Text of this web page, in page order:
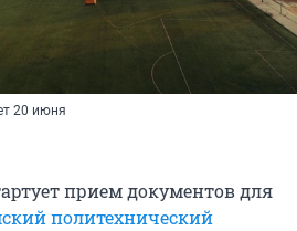
20 июня
прием документов для
политехнический